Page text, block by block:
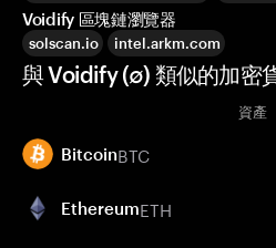
Voidify 區塊鏈瀏覽器
solscan.io intel.arkm.com
與 Voidify (∅) 類似的加密
資產
BitcoinBTC
EthereumETH